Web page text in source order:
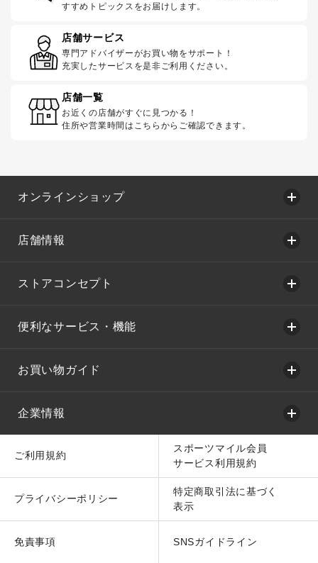
すすめトピックスをお届けします。
店舗サービス
専門アドバイザーがお買い物をサポート！
充実したサービスを是非ご利用ください。
店舗一覧
お近くの店舗がすぐに見つかる！
住所や営業時間はこちらからご確認できます。
オンラインショップ
店舗情報
ストアコンセプト
便利なサービス・機能
お買い物ガイド
企業情報
ご利用規約
スポーツマイル会員
サービス利用規約
プライバシーポリシー
特定商取引法に基づく
表示
免責事項 SNSガイドライン